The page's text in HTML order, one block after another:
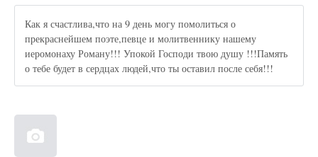
Как я счастлива,что на 9 день могу помолиться о
прекраснейшем поэте,певце и молитвеннику нашему
иеромонаху Роману!!! Упокой Господи твою душу !!!Память
о тебе будет в сердцах людей,что ты оставил после себя!!!